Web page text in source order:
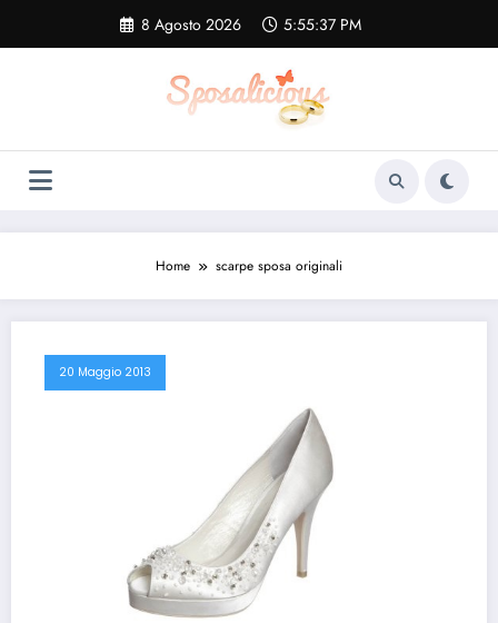
contenuto
8 Agosto 2026 5:55:38 PM
Home scarpe sposa originali
20 Maggio 2013